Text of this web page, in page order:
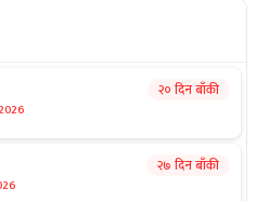
२० दिन बाँकी
२७ दिन बाँकी